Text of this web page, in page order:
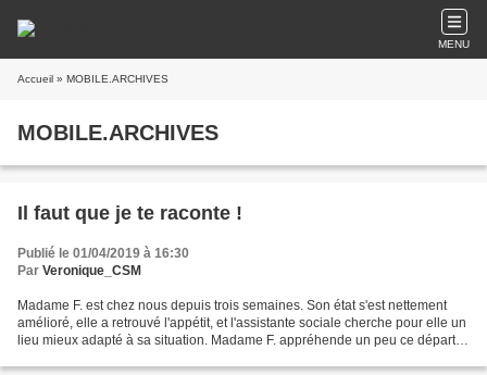
MENU
Accueil » MOBILE.ARCHIVES
MOBILE.ARCHIVES
Il faut que je te raconte !
Publié le 01/04/2019 à 16:30
Par Veronique_CSM
Madame F. est chez nous depuis trois semaines. Son état s'est nettement
amélioré, elle a retrouvé l'appétit, et l'assistante sociale cherche pour elle un
lieu mieux adapté à sa situation. Madame F. appréhende un peu ce départ,